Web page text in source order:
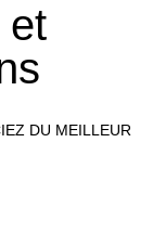
et
DU MEILLEUR